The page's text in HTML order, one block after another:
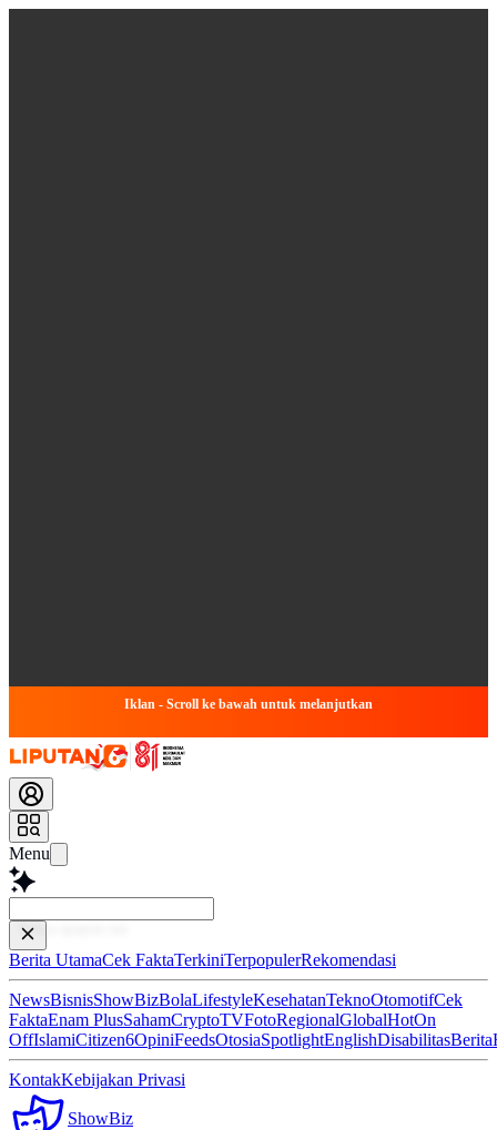
Iklan - Scroll ke bawah untuk melanjutkan
Menu
Baca lebih
Berita UtamaCek FaktaTerkiniTerpopulerRekomendasi
NewsBisnisShowBizBolaLifestyleKesehatanTeknoOtomotifCek
FaktaEnam PlusSahamCryptoTVFotoRegionalGlobalHotOn
OffIslamiCitizen6OpiniFeedsOtosiaSpotlightEnglishDisabilitasBerita
KontakKebijakan Privasi
ShowBiz